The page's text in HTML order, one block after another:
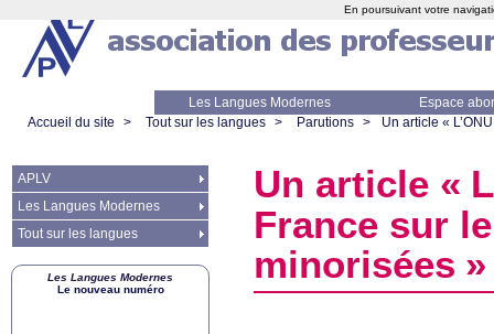
Les Langues Modernes
Espace
Accueil du site
> Tout sur les langues > Parutions > Un article « L’ONU
Un article «
France sur
minorisées »
APLV
Les Langues Modernes
Tout sur les langues
Les Langues Modernes
Le nouveau numéro
En poursuivant votre